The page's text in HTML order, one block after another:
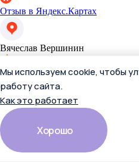
Отзыв в Яндекс.Картах
Вячеслав Вершинин
13 апреля 2026
Имею огромный опыт работы с
Мы используем cookie, чтобы
работу сайта.
Как это работает
Хорошо